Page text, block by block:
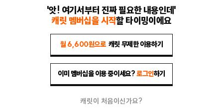
'앗! 여기서부터 진짜 필요한 내용인데'
캐릿 멤버십을 시작할 타이밍이에요
월 6,600원으로 캐릿 무제한 이용하기
이미 멤버십을 이용 중이세요?로그인하기
캐릿이 처음이신가요?